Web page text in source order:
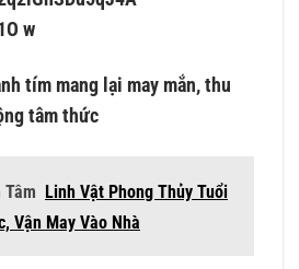
tím mang lại may mắn, thu
tâm thức
Tâm Linh Vật Phong Thủy Tuổi
Vận May Vào Nhà